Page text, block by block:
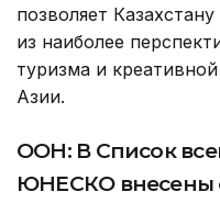
позволяет
из наиболее
туризма и
Азии.
ООН: В Список
ЮНЕСКО внесены